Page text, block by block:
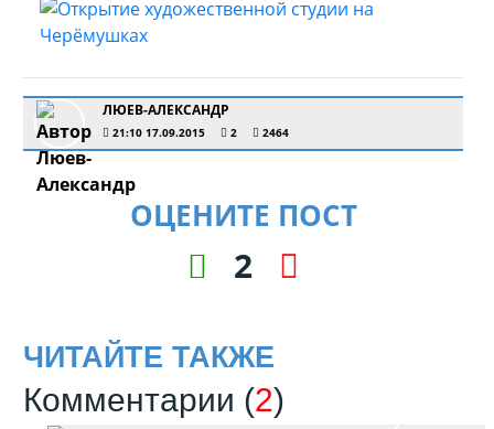
ЛЮЕВ-АЛЕКСАНДР
21:10 17.09.2015 2 2464
ОЦЕНИТЕ ПОСТ
2
ЧИТАЙТЕ ТАКЖЕ
Комментарии (2)